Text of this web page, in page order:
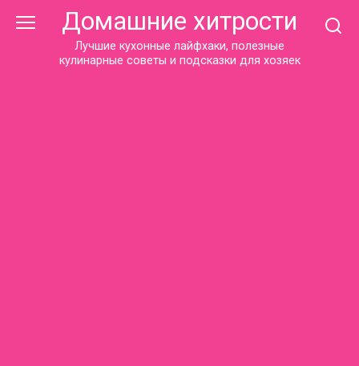
Домашние хитрости
Лучшие кухонные лайфхаки, полезные
кулинарные советы и подсказки для хозяек